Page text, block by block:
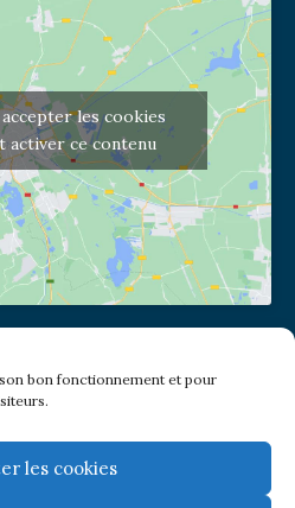
bon fonctionnement et pour
les cookies
les cookies
activer ce contenu